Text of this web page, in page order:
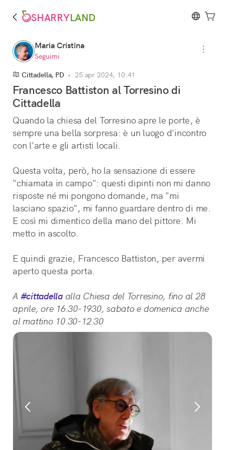
SHARRYLAND
Maria Cristina
Seguimi
Cittadella, PD• 25 apr 2024, 10:41
Francesco Battiston al Torresino di
Cittadella
Quando la chiesa del Torresino apre le porte, è
sempre una bella sorpresa: è un luogo d'incontro
con l'arte e gli artisti locali.
Questa volta, però, ho la sensazione di essere
"chiamata in campo": questi dipinti non mi danno
risposte né mi pongono domande, ma "mi
lasciano spazio", mi fanno guardare dentro di me.
E così mi dimentico della mano del pittore. Mi
metto in ascolto.
E quindi grazie, Francesco Battiston, per avermi
aperto questa porta.
A #cittadellaalla Chiesa del Torresino, fino al 28
aprile, ore 16.30-1930, sabato e domenica anche
al mattino 10.30-12.30